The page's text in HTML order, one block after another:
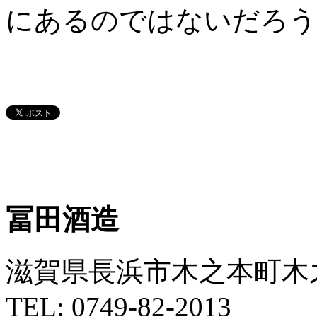
にあるのではないだろ
冨田酒造
滋賀県長浜市木之本町木
TEL: 0749-82-2013